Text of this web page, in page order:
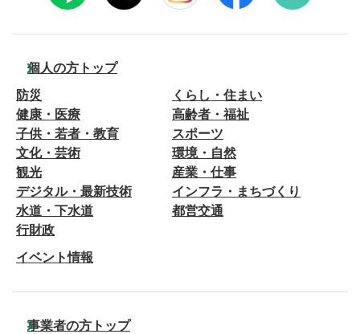
個人の方トップ
防災
くらし・住まい
健康・医療
高齢者・福祉
子供・若者・教育
スポーツ
文化・芸術
環境・自然
観光
産業・仕事
デジタル・最新技術
インフラ・まちづくり
水道・下水道
都営交通
行財政
イベント情報
事業者の方トップ